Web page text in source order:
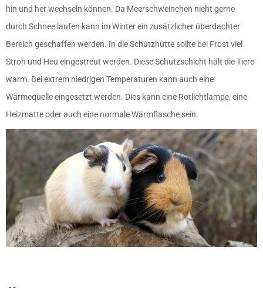
hin und her wechseln können. Da Meerschweinchen nicht gerne
durch Schnee laufen kann im Winter ein zusätzlicher überdachter
Bereich geschaffen werden. In die Schutzhütte sollte bei Frost viel
Stroh und Heu eingestreut werden. Diese Schutzschicht hält die Tiere
warm. Bei extrem niedrigen Temperaturen kann auch eine
Wärmequelle eingesetzt werden. Dies kann eine Rotlichtlampe, eine
Heizmatte oder auch eine normale Wärmflasche sein.